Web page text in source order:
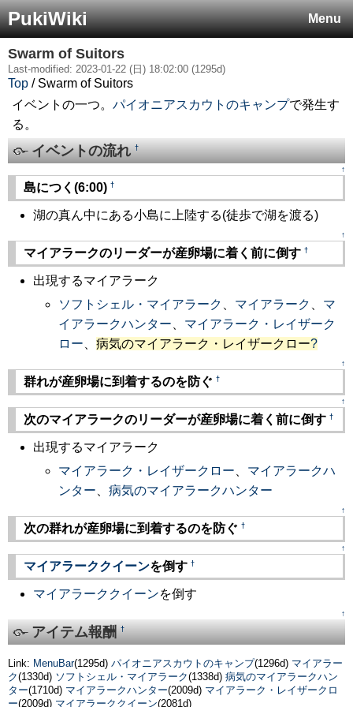
Menu
PukiWiki
Swarm of Suitors
Last-modified: 2023-01-22 (日) 18:02:00 (1295d)
Top / Swarm of Suitors
イベントの一つ。 パイオニアスカウトのキャンプで発生す
る。
イベントの流れ†
↑
島につく(6:00) †
湖の真ん中にある小島に上陸する(徒歩で湖を渡る)
↑
マイアラークのリーダーが産卵場に着く前に倒す †
出現するマイアラーク
ソフトシェル・マイアラーク
マイアラーク
マ
イアラークハンター
マイアラーク・レイザーク
ロー
病気のマイアラーク・レイザークロー?
↑
群れが産卵場に到着するのを防ぐ †
↑
次のマイアラークのリーダーが産卵場に着く前に倒す †
出現するマイアラーク
マイアラーク・レイザークロー
マイアラークハ
ンター
病気のマイアラークハンター
↑
次の群れが産卵場に到着するのを防ぐ †
↑
マイアラーククイーンを倒す †
マイアラーククイーンを倒す
↑
アイテム報酬†
Link: MenuBar(1295d) パイオニアスカウトのキャンプ(1296d) マイアラー
ク(1330d) ソフトシェル・マイアラーク(1338d) 病気のマイアラークハン
ター(1710d) マイアラークハンター(2009d) マイアラーク・レイザークロ
ー(2009d) マイアラーククイーン(2081d)